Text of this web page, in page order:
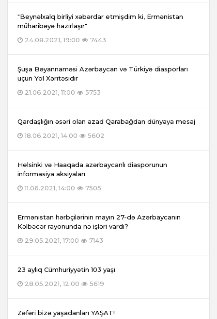
"Beynəlxalq birliyi xəbərdar etmişdim ki, Ermənistan
müharibəyə hazırlaşır"
24.08.2021, 19:00
7443
Şuşa Bəyannaməsi Azərbaycan və Türkiyə diasporları
üçün Yol Xəritəsidir
21.06.2021, 11:00
5753
Qardaşlığın əsəri olan azad Qarabağdan dünyaya mesaj
18.06.2021, 14:00
5602
Helsinki və Haaqada azərbaycanlı diasporunun
informasiya aksiyaları
11.06.2021, 14:00
7505
Ermənistan hərbçilərinin mayın 27-də Azərbaycanın
Kəlbəcər rayonunda nə işləri vardı?
29.05.2021, 17:00
7143
23 aylıq Cümhuriyyətin 103 yaşı
28.05.2021, 12:00
5619
Zəfəri bizə yaşadanları YAŞAT!